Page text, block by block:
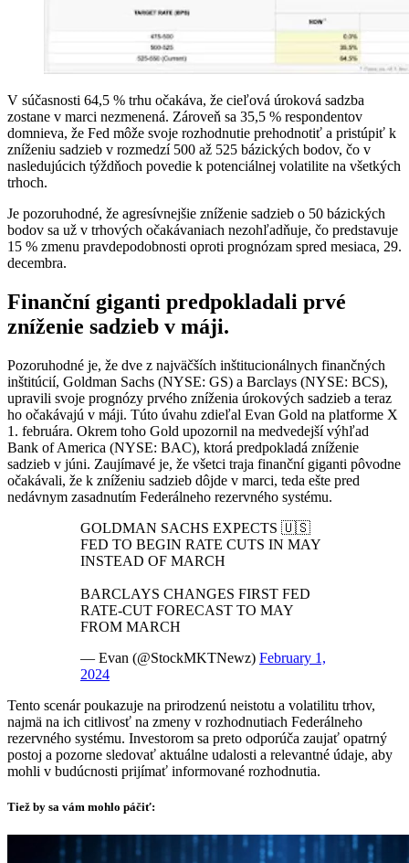
V súčasnosti 64,5 % trhu očakáva, že cieľová úroková sadzba
zostane v marci nezmenená. Zároveň sa 35,5 % respondentov
domnieva, že Fed môže svoje rozhodnutie prehodnotiť a pristúpiť k
zníženiu sadzieb v rozmedzí 500 až 525 bázických bodov, čo v
nasledujúcich týždňoch povedie k potenciálnej volatilite na všetkých
trhoch.
Je pozoruhodné, že agresívnejšie zníženie sadzieb o 50 bázických
bodov sa už v trhových očakávaniach nezohľadňuje, čo predstavuje
15 % zmenu pravdepodobnosti oproti prognózam spred mesiaca, 29.
decembra.
Finanční giganti predpokladali prvé
zníženie sadzieb v máji.
Pozoruhodné je, že dve z najväčších inštitucionálnych finančných
inštitúcií, Goldman Sachs (NYSE: GS) a Barclays (NYSE: BCS),
upravili svoje prognózy prvého zníženia úrokových sadzieb a teraz
ho očakávajú v máji. Túto úvahu zdieľal Evan Gold na platforme X
1. februára. Okrem toho Gold upozornil na medvedejší výhľad
Bank of America (NYSE: BAC), ktorá predpokladá zníženie
sadzieb v júni. Zaujímavé je, že všetci traja finanční giganti pôvodne
očakávali, že k zníženiu sadzieb dôjde v marci, teda ešte pred
nedávnym zasadnutím Federálneho rezervného systému.
GOLDMAN SACHS EXPECTS 🇺🇸
FED TO BEGIN RATE CUTS IN MAY
INSTEAD OF MARCH
BARCLAYS CHANGES FIRST FED
RATE-CUT FORECAST TO MAY
FROM MARCH
— Evan (@StockMKTNewz) February 1,
2024
Tento scenár poukazuje na prirodzenú neistotu a volatilitu trhov,
najmä na ich citlivosť na zmeny v rozhodnutiach Federálneho
rezervného systému. Investorom sa preto odporúča zaujať opatrný
postoj a pozorne sledovať aktuálne udalosti a relevantné údaje, aby
mohli v budúcnosti prijímať informované rozhodnutia.
Tiež by sa vám mohlo páčiť: